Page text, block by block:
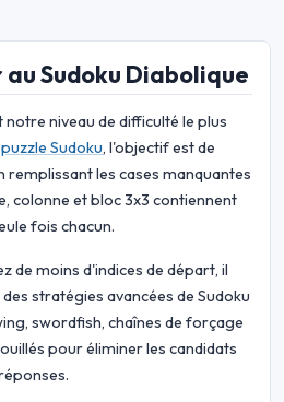
Sudoku Diabolique
notre niveau de difficulté le plus
puzzle Sudoku, l'objectif est de
les cases manquantes
colonne et bloc 3x3 contiennent
fois chacun.
de moins d'indices de départ, il
stratégies avancées de Sudoku
swordfish, chaînes de forçage
pour éliminer les candidats